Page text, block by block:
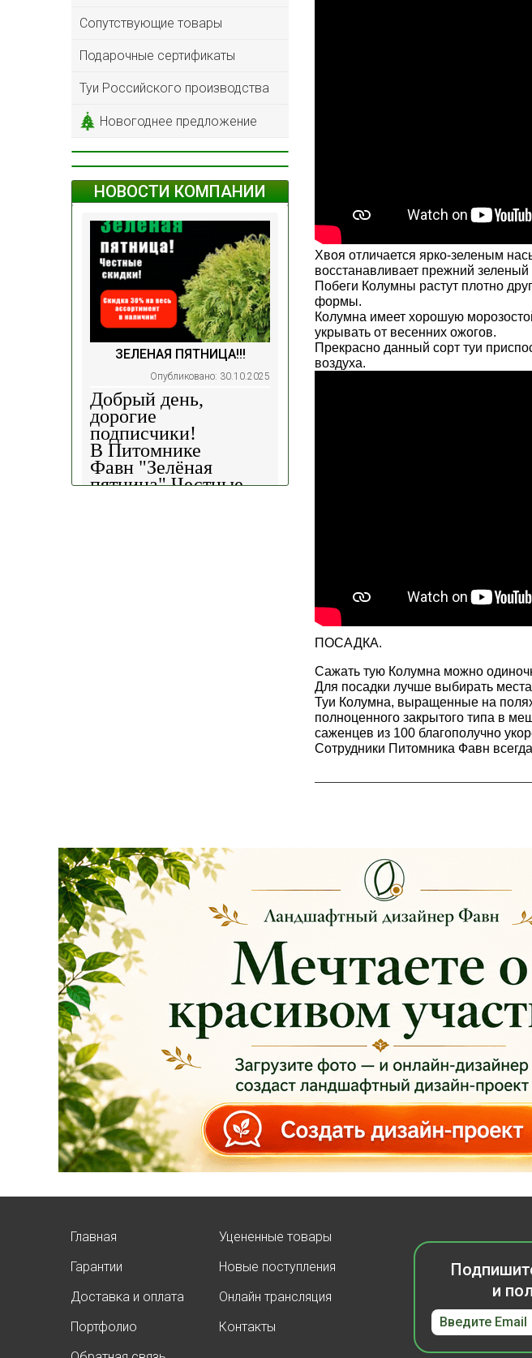
Сопутствующие товары
Подарочные сертификаты
Туи Российского производства
Новогоднее предложение
НОВОСТИ КОМПАНИИ
ЗЕЛЕНАЯ ПЯТНИЦА!!!
Опубликовано: 30.10.2025
Добрый день,
дорогие
подписчики!
В Питомнике
Фавн "Зелёная
пятница".Честные
АКЦИЯ ТУИ БРАБАНТ
Опубликовано: 07.08.2025
Добрый день, дорогие
подписчики!
У нас началась
СУПЕР
АКЦИЯ!
Скидка 20% навсе
туи западные
Брабантв наличии на
нашей площадке!
Хвоя отличается ярко-зеленым
восстанавливает прежний зеленый
Побеги Колумны растут плотно
формы.
Колумна имеет хорошую
укрывать от весенних ожогов.
Прекрасно данный сорт туи
воздуха.
ПОСАДКА.
Сажать тую Колумна можно
Для посадки лучше выбирать
Туи Колумна, выращенные на
полноценного закрытого типа в
саженцев из 100 благополучно
Сотрудники Питомника Фавн
Главная
Гарантии
Доставка и оплата
Портфолио
Уцененные товары
Новые поступления
Онлайн трансляция
Контакты
и